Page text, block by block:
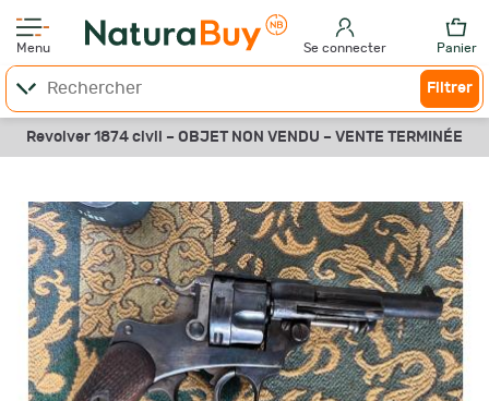
Menu Se connecter Panier
Filtrer
Revolver 1874 civil – OBJET NON VENDU – VENTE TERMINÉE